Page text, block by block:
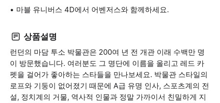
마블 유니버스 4D에서 어벤저스와 함께하세요.
상품설명
런던의 마담 투소 박물관은 200여 년 전 개관 이래 수백만 명
이 방문했습니다. 여러분도 그 명단에 이름을 올리고 레드 카
펫을 걸어가 좋아하는 스타들을 만나보세요. 박물관 스타일의
로프와 기둥이 없어졌기 때문에 A급 유명 인사, 스포츠계의 전
설, 정치계의 거물, 역사적 인물과 정말 가까이서 친밀하게 지